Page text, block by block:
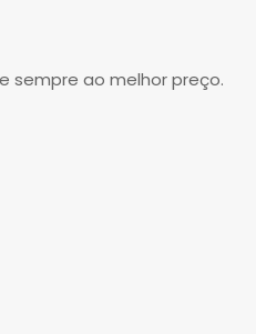
sempre ao melhor preço.